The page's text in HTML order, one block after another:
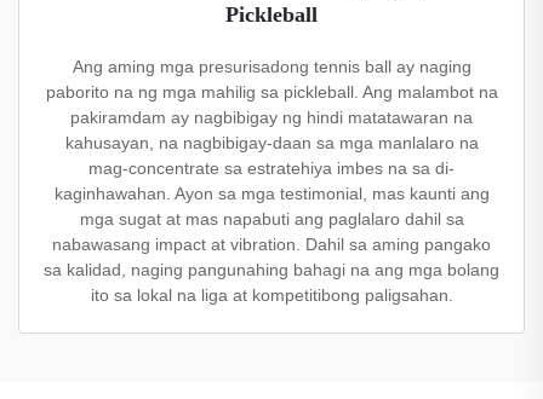
Pickleball
Ang aming mga presurisadong tennis ball ay naging
paborito na ng mga mahilig sa pickleball. Ang malambot na
pakiramdam ay nagbibigay ng hindi matatawaran na
kahusayan, na nagbibigay-daan sa mga manlalaro na
mag-concentrate sa estratehiya imbes na sa di-
kaginhawahan. Ayon sa mga testimonial, mas kaunti ang
mga sugat at mas napabuti ang paglalaro dahil sa
nabawasang impact at vibration. Dahil sa aming pangako
sa kalidad, naging pangunahing bahagi na ang mga bolang
ito sa lokal na liga at kompetitibong paligsahan.